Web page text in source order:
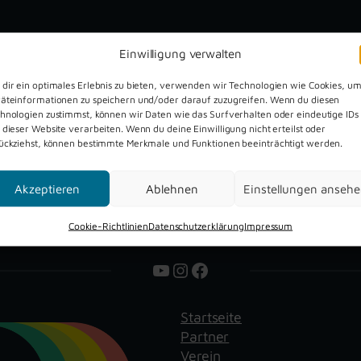
Einwilligung verwalten
dir ein optimales Erlebnis zu bieten, verwenden wir Technologien wie Cookies, um
zu speichern und/oder darauf zuzugreifen. Wenn du diesen
zustimmst, können wir Daten wie das Surfverhalten oder eindeutige IDs
Website verarbeiten. Wenn du deine Einwilligung nicht erteilst oder
können bestimmte Merkmale und Funktionen beeinträchtigt werden.
Akzeptieren Ablehnen Einstellungen
Cookie-RichtlinienDatenschutzerklärungImpressum
Dreckburg Open Air 2026
YouTube
Instagram
Facebook
Startseite
Partner
Verein